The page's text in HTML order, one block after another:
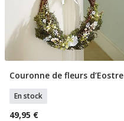
Ajouter Au Panier
Couronne de fleurs d’Eostre
En stock
49,95 €